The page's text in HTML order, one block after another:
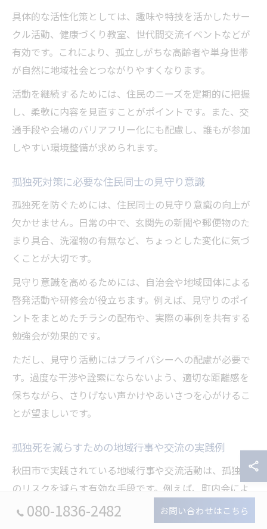
具体的な活性化策としては、趣味や特技を活かしたサー
クル活動、健康づくり教室、世代間交流イベントなどが
有効です。これにより、孤立しがちな高齢者や単身世帯
が自然に地域社会とつながりやすくなります。
活動を継続するためには、住民のニーズを定期的に把握
し、柔軟に内容を見直すことがポイントです。また、交
通手段や会場のバリアフリー化にも配慮し、誰もが参加
しやすい環境整備が求められます。
孤独死対策に必要な住民同士の見守り意識
孤独死を防ぐためには、住民同士の見守り意識の向上が
欠かせません。日常の中で、玄関先の新聞や郵便物のた
まり具合、洗濯物の有無など、ちょっとした変化に気づ
くことが大切です。
見守り意識を高めるためには、自治会や地域団体による
啓発活動や研修会が役立ちます。例えば、見守りのポイ
ントをまとめたチラシの配布や、実際の事例を共有する
勉強会が効果的です。
ただし、見守り活動にはプライバシーへの配慮が必要で
す。過度な干渉や詮索にならないよう、適切な距離感を
保ちながら、さりげない声かけやあいさつを心がけるこ
とが望ましいです。
孤独死を減らすための地域行事や交流の実践例
秋田市で実践されている地域行事や交流活動は、孤独死
のリスクを減らす有効な手段です。例えば、町内会によ
る季節ごとの食事会や、地域住民が協力して開催する健
康講座などがあります。これらの場では、普段接点の少
080-1836-2482 お問い合わせはこちら